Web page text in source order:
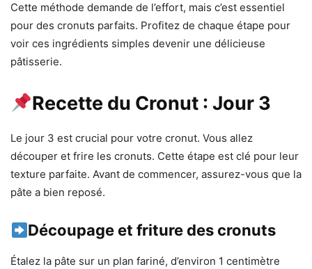
Cette méthode demande de l’effort, mais c’est essentiel
pour des cronuts parfaits. Profitez de chaque étape pour
voir ces ingrédients simples devenir une délicieuse
pâtisserie.
Recette du Cronut : Jour 3
Le jour 3 est crucial pour votre cronut. Vous allez
découper et frire les cronuts. Cette étape est clé pour leur
texture parfaite. Avant de commencer, assurez-vous que la
pâte a bien reposé.
Découpage et friture des cronuts
Étalez la pâte sur un plan fariné, d’environ 1 centimètre